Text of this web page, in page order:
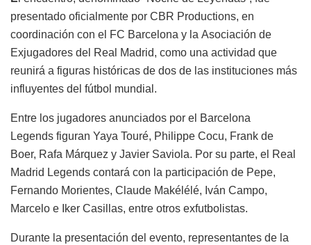
presentado oficialmente por CBR Productions, en
coordinación con el FC Barcelona y la Asociación de
Exjugadores del Real Madrid, como una actividad que
reunirá a figuras históricas de dos de las instituciones más
influyentes del fútbol mundial.
Entre los jugadores anunciados por el Barcelona
Legends figuran Yaya Touré, Philippe Cocu, Frank de
Boer, Rafa Márquez y Javier Saviola. Por su parte, el Real
Madrid Legends contará con la participación de Pepe,
Fernando Morientes, Claude Makélélé, Iván Campo,
Marcelo e Iker Casillas, entre otros exfutbolistas.
Durante la presentación del evento, representantes de la